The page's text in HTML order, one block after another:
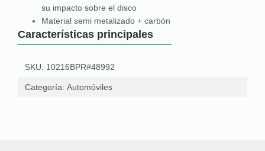
su impacto sobre el disco
Material semi metalizado + carbón
Características principales
SKU: 10216BPR#48992
Categoría: Automóviles